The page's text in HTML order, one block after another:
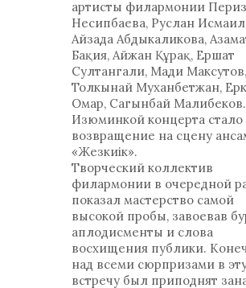
артисты филармонии
Несипбаева, Руслан
Айзада Абдыкаликова,
Бақия, Айжан Құрақ, Ершат
Султангали, Мади Максутов,
Толкынай Муханбетжан,
Омар, Сагынбай
Изюминкой концерта стало
возвращение на сцену
«Жезкиік».
Творческий коллектив
филармонии в очередной
показал мастерство самой
высокой пробы, завоевав
аплодисменты и слова
восхищения публики.
над всеми сюрпризами в
встречу был приподнят